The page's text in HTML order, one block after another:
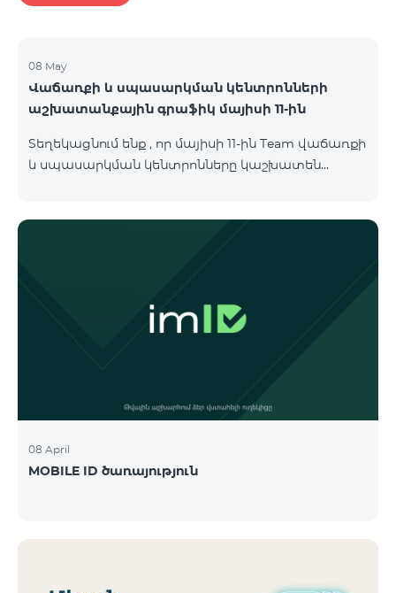
08 May
Վաճառքի և սպասարկման կենտրոնների
աշխատանքային գրաֆիկ մայիսի 11-ին
Տեղեկացնում ենք , որ մայիսի 11-ին Team վաճառքի
և սպասարկման կենտրոնները կաշխատեն
ՀԱԹ 09:00-20:00 09:00-17:00 Երևան Ազատություն
09:00-19:00 09:00-17:00 Երևան Կոմիտաս 1 09:00-
08 April
MOBILE ID ծառայություն